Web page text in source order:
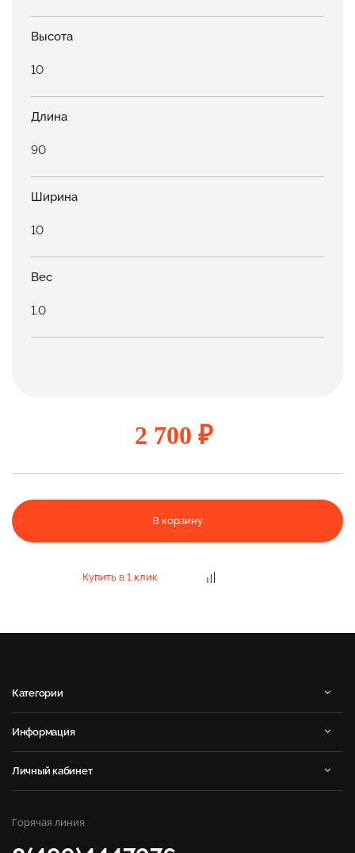
Высота
10
Длина
90
Ширина
10
Вес
1.0
2 700 ₽
В корзину
Купить в 1 клик
Категории
Информация
Личный кабинет
Горячая линия